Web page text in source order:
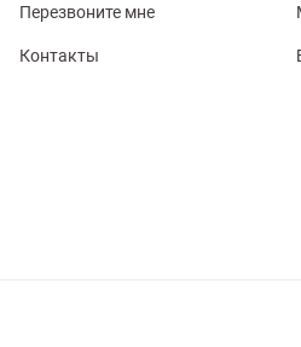
Перезвоните мне
Контакты